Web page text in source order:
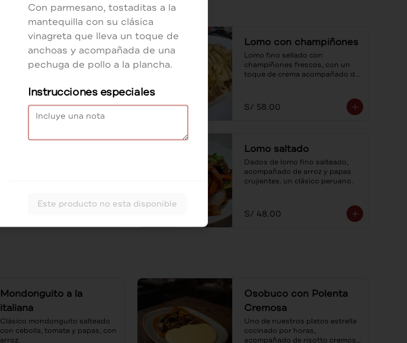
Lomo a las pimientas
Jugoso lomo acompañado con
spaguetti al ajo y aceite de oliva.
S/ 52.00
Lomo con champiñones
Lomo fino sellado con
champiñones frescos, con un
toque de crema acompañado de
S/ 58.00
spaghetti al ajo y aceite de oliva.
Lomo saltado
Dados de lomo fino salteado,
acompañado de arroz y papas
crujientes. un clásico peruano.
S/ 48.00
Mondonguito a la
italiana
Clásico mondonguito salteado
con cebolla, tomate y papas, con
arroz.
Osobuco con Polenta
Cremosa
Uno de nuestros platos estrella
cocinado por horas,
acompañado de risotto cremoso
Con parmesano, tostaditas a la
mantequilla con su clásica
vinagreta que lleva un toque de
anchoas y acompañada de una
pechuga de pollo a la plancha.
Instrucciones especiales
Este producto no esta disponible